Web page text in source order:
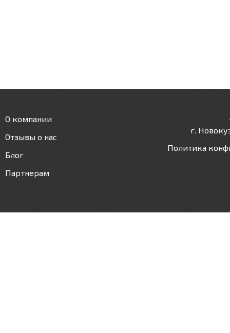
О компании
Отзывы о нас
Блог
Партнерам
г.
Политика